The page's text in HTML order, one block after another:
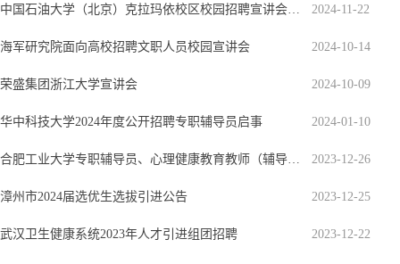
中国石油大学（北京）克拉玛依校区校园招聘宣讲会-浙江大学专场 2024-11-22
海军研究院面向高校招聘文职人员校园宣讲会 2024-10-14
荣盛集团浙江大学宣讲会 2024-10-09
华中科技大学2024年度公开招聘专职辅导员启事 2024-01-10
合肥工业大学专职辅导员、心理健康教育教师（辅导员岗位）招聘公告 2023-12-26
漳州市2024届选优生选拔引进公告 2023-12-25
武汉卫生健康系统2023年人才引进组团招聘 2023-12-22